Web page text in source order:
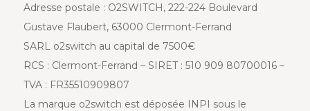
Adresse postale : O2SWITCH, 222-224 Boulevard
Gustave Flaubert, 63000 Clermont-Ferrand
SARL o2switch au capital de 7500€
RCS : Clermont-Ferrand – SIRET : 510 909 80700016 –
TVA : FR35510909807
La marque o2switch est déposée INPI sous le